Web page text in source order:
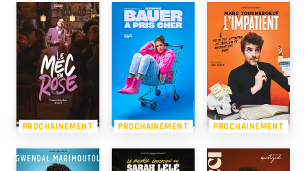
PROCHAINEMENT PROCHAINEMENT PROCHAINEMENT